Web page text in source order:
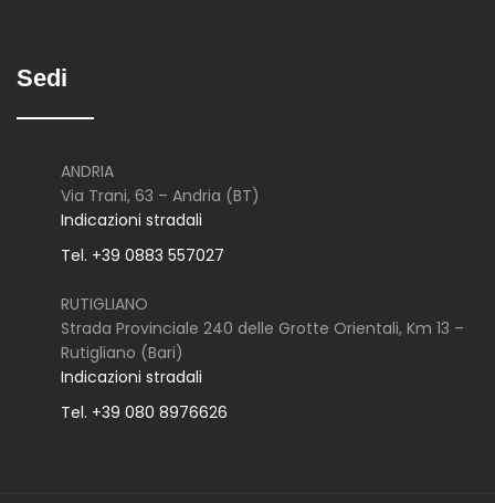
Sedi
ANDRIA
Via Trani, 63 – Andria (BT)
Indicazioni stradali
Tel. +39 0883 557027
RUTIGLIANO
Strada Provinciale 240 delle Grotte Orientali, Km 13 –
Rutigliano (Bari)
Indicazioni stradali
Tel. +39 080 8976626